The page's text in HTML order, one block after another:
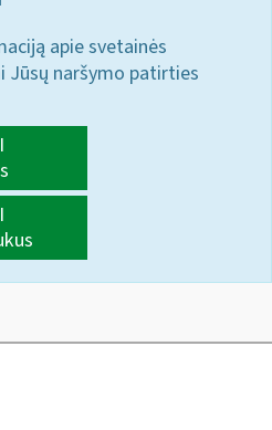
apie svetainės
Jūsų naršymo patirties